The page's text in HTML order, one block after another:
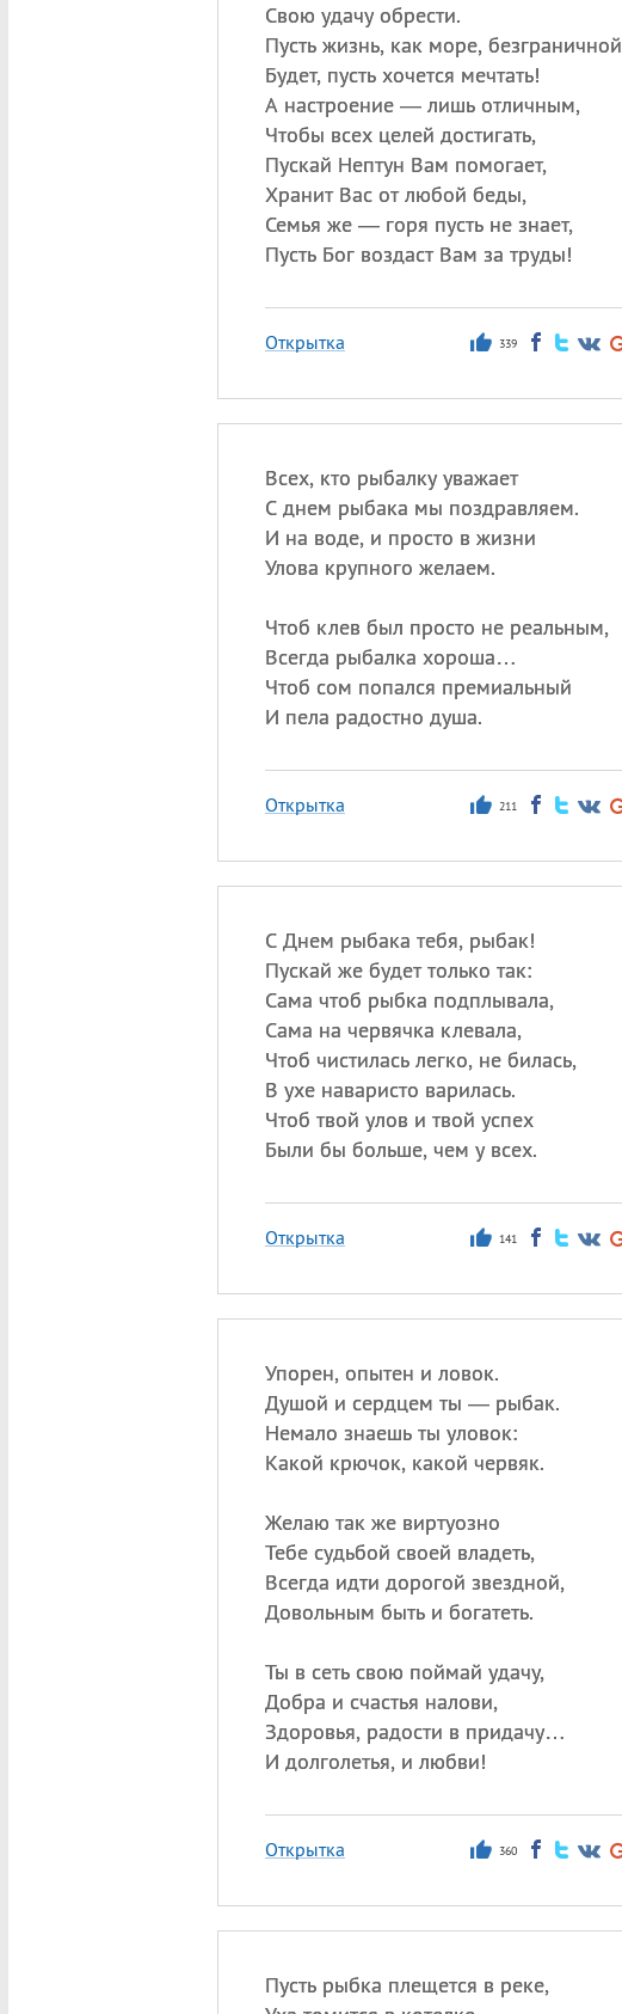
Свою удачу обрести.
Пусть жизнь, как море, безграничной
Будет, пусть хочется мечтать!
А настроение — лишь отличным,
Чтобы всех целей достигать,
Пускай Нептун Вам помогает,
Хранит Вас от любой беды,
Семья же — горя пусть не знает,
Пусть Бог воздаст Вам за труды!
Открытка 339
Всех, кто рыбалку уважает
С днем рыбака мы поздравляем.
И на воде, и просто в жизни
Улова крупного желаем.
Чтоб клев был просто не реальным,
Всегда рыбалка хороша…
Чтоб сом попался премиальный
И пела радостно душа.
Открытка 211
С Днем рыбака тебя, рыбак!
Пускай же будет только так:
Сама чтоб рыбка подплывала,
Сама на червячка клевала,
Чтоб чистилась легко, не билась,
В ухе наваристо варилась.
Чтоб твой улов и твой успех
Были бы больше, чем у всех.
Открытка 141
Упорен, опытен и ловок.
Душой и сердцем ты — рыбак.
Немало знаешь ты уловок:
Какой крючок, какой червяк.
Желаю так же виртуозно
Тебе судьбой своей владеть,
Всегда идти дорогой звездной,
Довольным быть и богатеть.
Ты в сеть свою поймай удачу,
Добра и счастья налови,
Здоровья, радости в придачу…
И долголетья, и любви!
Открытка 360
Пусть рыбка плещется в реке,